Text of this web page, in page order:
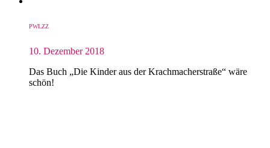
PWLZZ
10. Dezember 2018
Das Buch „Die Kinder aus der Krachmacherstraße“ wäre
schön!